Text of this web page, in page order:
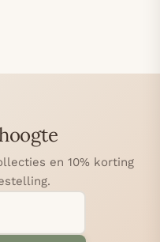
en 10% korting